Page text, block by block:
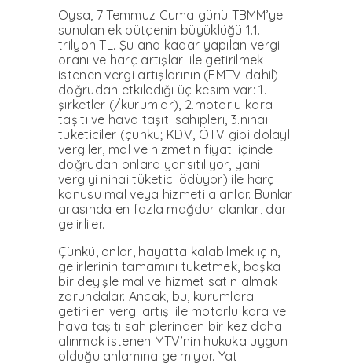
Oysa, 7 Temmuz Cuma günü TBMM’ye
sunulan ek bütçenin büyüklüğü 1.1.
trilyon TL. Şu ana kadar yapılan vergi
oranı ve harç artışları ile getirilmek
istenen vergi artışlarının (EMTV dahil)
doğrudan etkilediği üç kesim var: 1.
şirketler (/kurumlar), 2.motorlu kara
taşıtı ve hava taşıtı sahipleri, 3.nihai
tüketiciler (çünkü; KDV, ÖTV gibi dolaylı
vergiler, mal ve hizmetin fiyatı içinde
doğrudan onlara yansıtılıyor, yani
vergiyi nihai tüketici ödüyor) ile harç
konusu mal veya hizmeti alanlar. Bunlar
arasında en fazla mağdur olanlar, dar
gelirliler.
Çünkü, onlar, hayatta kalabilmek için,
gelirlerinin tamamını tüketmek, başka
bir deyişle mal ve hizmet satın almak
zorundalar. Ancak, bu, kurumlara
getirilen vergi artışı ile motorlu kara ve
hava taşıtı sahiplerinden bir kez daha
alınmak istenen MTV’nin hukuka uygun
olduğu anlamına gelmiyor. Yat